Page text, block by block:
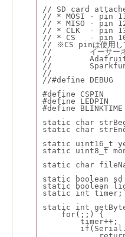
// SD card
// * MOSI - pin
// * MISO - pin
// * CLK  - pin
// * CS   - pin
// ※CS pinは使用して
//        イーサー
//        Adafruit
//        Sparkfun
//
//#define DEBUG
#define CSPIN
#define LEDPIN
#define
static char
static char
static uint16_t
static uint8_t
static char
static boolean sd
static boolean
static int timer;
static int
for(;;) {
timer++;